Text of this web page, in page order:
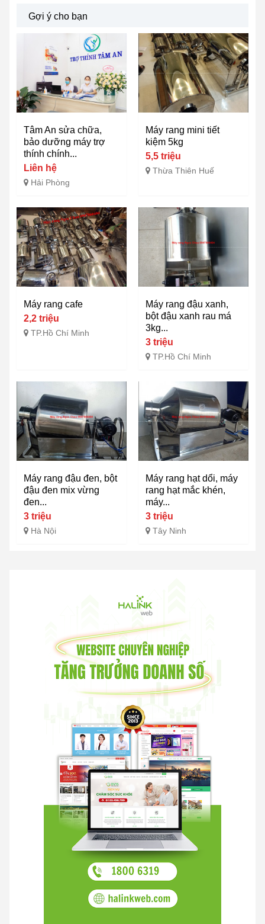
Gợi ý cho bạn
Tâm An sửa chữa,
bảo dưỡng máy trợ
thính chính...
Liên hệ
Hải Phòng
Máy rang mini tiết
kiệm 5kg
5,5 triệu
Thừa Thiên Huế
Máy rang cafe
2,2 triệu
TP.Hồ Chí Minh
Máy rang đậu xanh,
bột đậu xanh rau má
3kg...
3 triệu
TP.Hồ Chí Minh
Máy rang đậu đen, bột
đậu đen mix vừng
đen...
3 triệu
Hà Nội
Máy rang hạt dổi, máy
rang hạt mắc khén,
máy...
3 triệu
Tây Ninh